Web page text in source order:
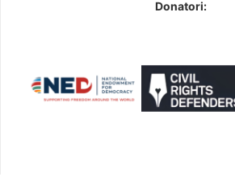
Donatori: